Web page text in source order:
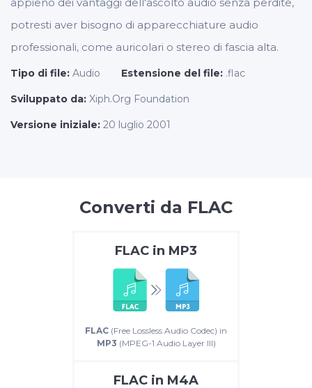
potresti aver bisogno di apparecchiature audio
professionali, come auricolari o stereo di fascia alta.
Tipo di file: Audio Estensione del file: .flac
Sviluppato da: Xiph.Org Foundation
Versione iniziale: 20 luglio 2001
Converti da FLAC
FLAC in MP3
FLAC (Free Lossless Audio Codec) in
MP3 (MPEG-1 Audio Layer III)
FLAC in M4A